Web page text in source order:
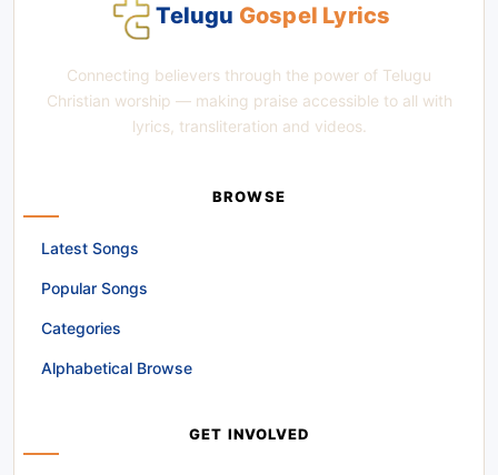
Telugu Gospel Lyrics
Connecting believers through the power of Telugu
Christian worship — making praise accessible to all with
lyrics, transliteration and videos.
BROWSE
Latest Songs
Popular Songs
Categories
Alphabetical Browse
GET INVOLVED